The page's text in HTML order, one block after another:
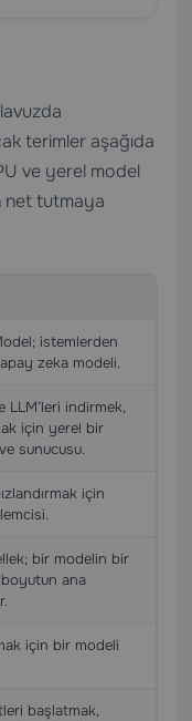
terimler aşağıda
ve yerel model
net tutmaya
istemlerden
zeka modeli.
LLM’leri indirmek,
için yerel bir
ve sunucusu.
için
bir modelin bir
ana
için bir modeli
başlatmak,